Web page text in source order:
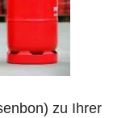
zu Ihrer